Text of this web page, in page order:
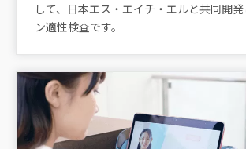
して、日本エス・エイチ・エルと共同開
ン適性検査です。